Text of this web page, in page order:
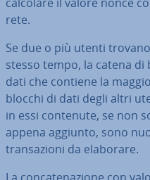
rete.
Se due o più utenti
stesso tempo, la catena di
dati che contiene la
blocchi di dati degli altri
in essi contenute, se non
appena aggiunto, sono
tran­sa­zio­ni da elaborare.